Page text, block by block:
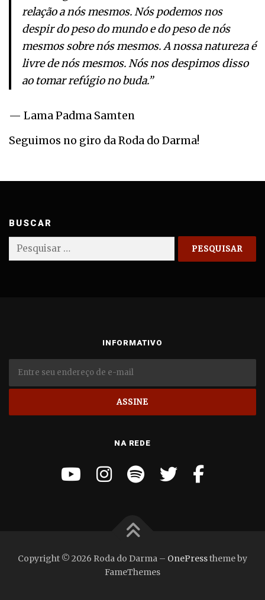
relação a nós mesmos. Nós podemos nos
despir do peso do mundo e do peso de nós
mesmos sobre nós mesmos. A nossa natureza é
livre de nós mesmos. Nós nos despimos disso
ao tomar refúgio no buda.”
— Lama Padma Samten
Seguimos no giro da Roda do Darma!
BUSCAR
Pesquisar
INFORMATIVO
NA REDE
Copyright © 2026 Roda do Darma – OnePresstheme by
FameThemes